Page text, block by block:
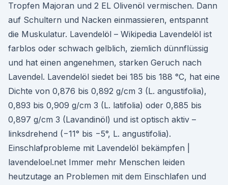
Tropfen Majoran und 2 EL Olivenöl vermischen. Dann
auf Schultern und Nacken einmassieren, entspannt
die Muskulatur. Lavendelöl – Wikipedia Lavendelöl ist
farblos oder schwach gelblich, ziemlich dünnflüssig
und hat einen angenehmen, starken Geruch nach
Lavendel. Lavendelöl siedet bei 185 bis 188 °C, hat eine
Dichte von 0,876 bis 0,892 g/cm 3 (L. angustifolia),
0,893 bis 0,909 g/cm 3 (L. latifolia) oder 0,885 bis
0,897 g/cm 3 (Lavandinöl) und ist optisch aktiv –
linksdrehend (−11° bis −5°, L. angustifolia).
Einschlafprobleme mit Lavendelöl bekämpfen |
lavendeloel.net Immer mehr Menschen leiden
heutzutage an Problemen mit dem Einschlafen und